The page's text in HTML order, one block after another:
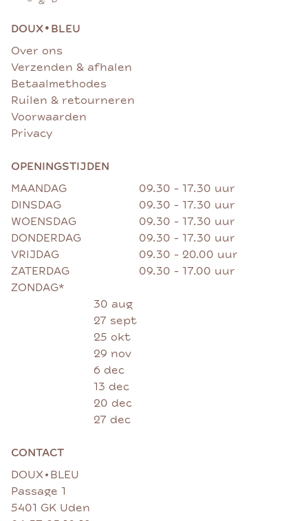
DOUX• BLEU
Over ons
Verzenden & afhalen
Betaalmethodes
Ruilen & retourneren
Voorwaarden
Privacy
OPENINGSTIJDEN
MAANDAG
09.30 - 17.30 uur
DINSDAG
09.30 - 17.30 uur
WOENSDAG
09.30 - 17.30 uur
DONDERDAG
09.30 - 17.30 uur
VRIJDAG
09.30 - 20.00 uur
ZATERDAG
09.30 - 17.00 uur
ZONDAG*
30 aug
27 sept
25 okt
29 nov
6 dec
13 dec
20 dec
27 dec
CONTACT
DOUX • BLEU
Passage 1
5401 GK Uden